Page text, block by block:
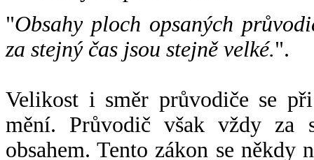
"Obsahy ploch opsaných
za stejný čas jsou stejně velké.".
Velikost i směr průvodiče se
mění. Průvodič však vždy za
obsahem. Tento zákon se někdy